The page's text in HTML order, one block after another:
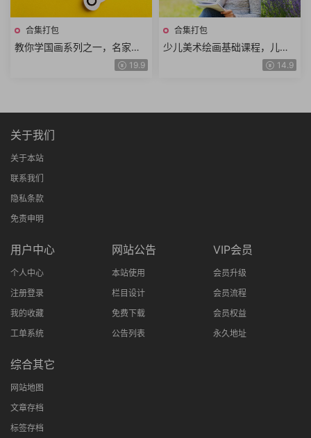
合集打包
教你学国画系列之一，名家花
19.9
合集打包
少儿美术绘画基础课程，儿童
14.9
关于我们
关于本站
联系我们
隐私条款
免责申明
用户中心
个人中心
注册登录
我的收藏
工单系统
网站公告
本站使用
栏目设计
免费下载
公告列表
VIP会员
会员升级
会员流程
会员权益
永久地址
综合其它
网站地图
文章存档
标签存档